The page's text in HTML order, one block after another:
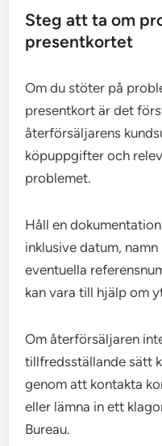
Steg att ta om
presentkortet
Om du stöter på
presentkort är det
återförsäljarens
köpuppgifter och
problemet.
Håll en
inklusive datum,
eventuella
kan vara till hjälp om
Om återförsäljaren
tillfredsställande sätt
genom att kontakta
eller lämna in ett
Bureau.